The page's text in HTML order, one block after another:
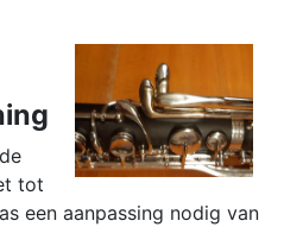
tot
een aanpassing nodig van